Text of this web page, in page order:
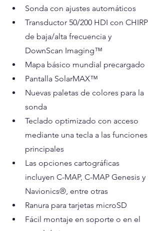
Sonda con ajustes automáticos
Transductor 50/200 HDI con CHIRP
de baja/alta frecuencia y
DownScan Imaging™
Mapa básico mundial precargado
Pantalla SolarMAX™
Nuevas paletas de colores para la
sonda
Teclado optimizado con acceso
mediante una tecla a las funciones
principales
Las opciones cartográficas
incluyen C-MAP, C-MAP Genesis y
Navionics®, entre otras
Ranura para tarjetas microSD
Fácil montaje en soporte o en el